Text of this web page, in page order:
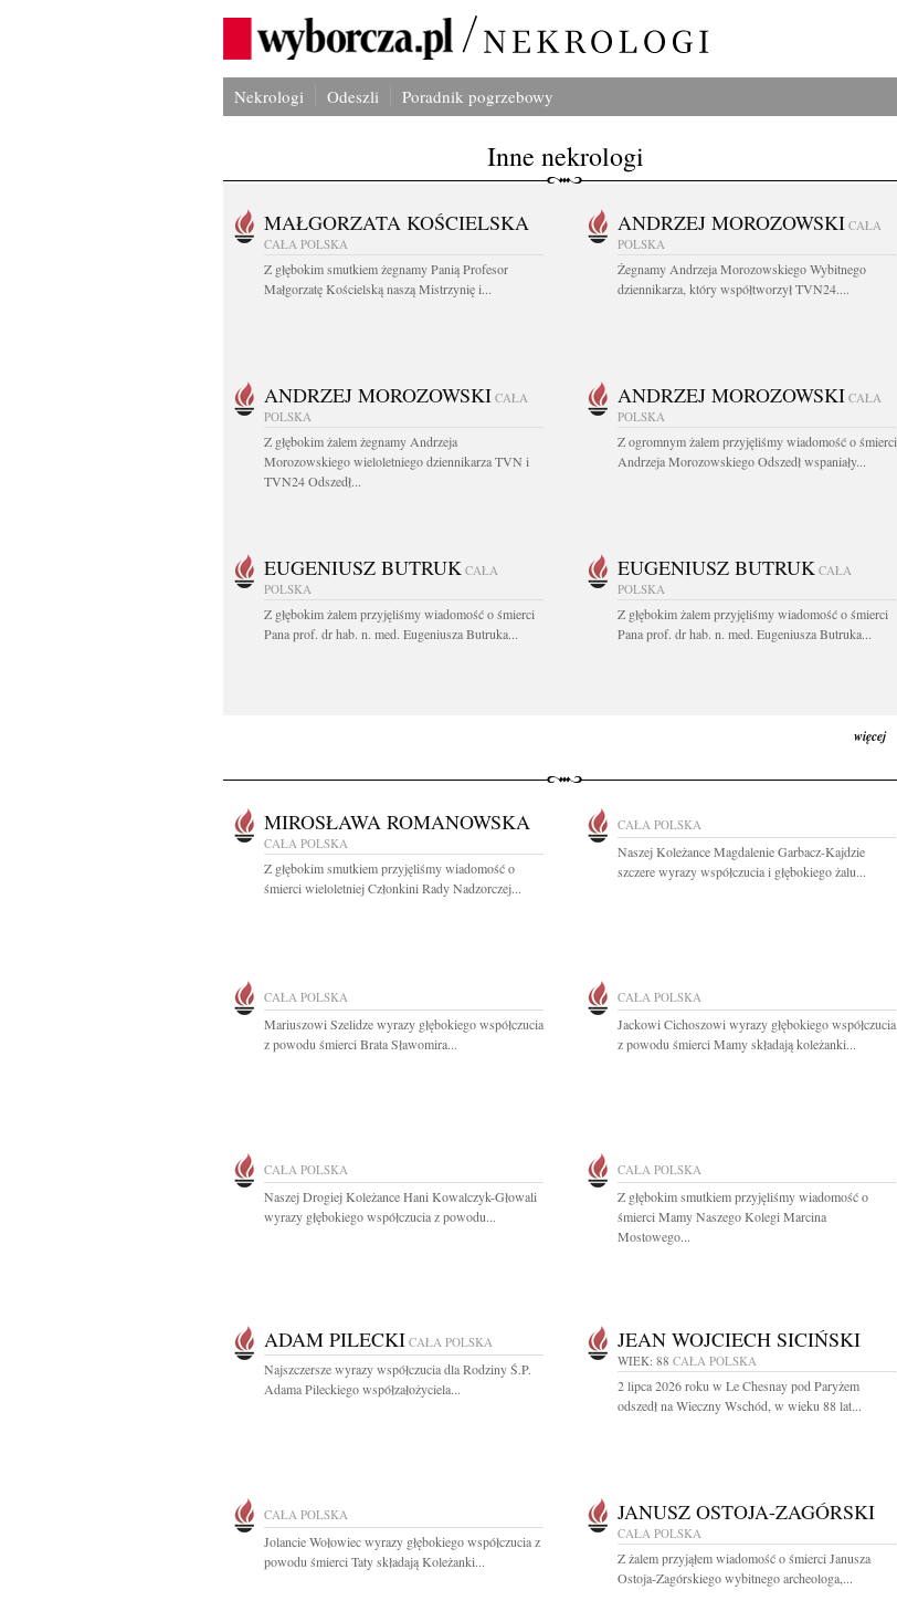
Nekrologi Odeszli Poradnik pogrzebowy
Inne nekrologi
MAŁGORZATA KOŚCIELSKA
CAŁA POLSKA
Z głębokim smutkiem żegnamy Panią Profesor
Małgorzatę Kościelską naszą Mistrzynię i...
ANDRZEJ MOROZOWSKI CAŁA
POLSKA
Żegnamy Andrzeja Morozowskiego Wybitnego
dziennikarza, który współtworzył TVN24....
ANDRZEJ MOROZOWSKI CAŁA
POLSKA
Z głębokim żalem żegnamy Andrzeja
Morozowskiego wieloletniego dziennikarza TVN i
TVN24 Odszedł...
ANDRZEJ MOROZOWSKI CAŁA
POLSKA
Z ogromnym żalem przyjęliśmy wiadomość o śmierci
Andrzeja Morozowskiego Odszedł wspaniały...
EUGENIUSZ BUTRUK CAŁA
POLSKA
Z głębokim żalem przyjęliśmy wiadomość o śmierci
Pana prof. dr hab. n. med. Eugeniusza Butruka...
EUGENIUSZ BUTRUK CAŁA
POLSKA
Z głębokim żalem przyjęliśmy wiadomość o śmierci
Pana prof. dr hab. n. med. Eugeniusza Butruka...
więcej
MIROSŁAWA ROMANOWSKA
CAŁA POLSKA
Z głębokim smutkiem przyjęliśmy wiadomość o
śmierci wieloletniej Członkini Rady Nadzorczej...
CAŁA POLSKA
Naszej Koleżance Magdalenie Garbacz-Kajdzie
szczere wyrazy współczucia i głębokiego żalu...
CAŁA POLSKA
Mariuszowi Szelidze wyrazy głębokiego współczucia
z powodu śmierci Brata Sławomira...
CAŁA POLSKA
Jackowi Cichoszowi wyrazy głębokiego współczucia
z powodu śmierci Mamy składają koleżanki...
CAŁA POLSKA
Naszej Drogiej Koleżance Hani Kowalczyk-Głowali
wyrazy głębokiego współczucia z powodu...
CAŁA POLSKA
Z głębokim smutkiem przyjęliśmy wiadomość o
śmierci Mamy Naszego Kolegi Marcina
Mostowego...
ADAM PILECKI CAŁA POLSKA
Najszczersze wyrazy współczucia dla Rodziny Ś.P.
Adama Pileckiego współzałożyciela...
JEAN WOJCIECH SICIŃSKI
WIEK: 88 CAŁA POLSKA
2 lipca 2026 roku w Le Chesnay pod Paryżem
odszedł na Wieczny Wschód, w wieku 88 lat...
CAŁA POLSKA
Jolancie Wołowiec wyrazy głębokiego współczucia z
powodu śmierci Taty składają Koleżanki...
JANUSZ OSTOJA-ZAGÓRSKI
CAŁA POLSKA
Z żalem przyjąłem wiadomość o śmierci Janusza
Ostoja-Zagórskiego wybitnego archeologa,...